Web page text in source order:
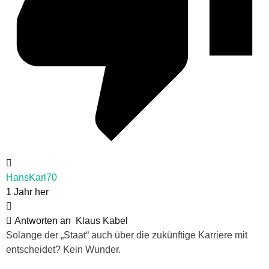
HansKarl70
1 Jahr her
Antworten an
Klaus Kabel
Solange der „Staat“ auch über die zukünftige Karriere mit
entscheidet? Kein Wunder.